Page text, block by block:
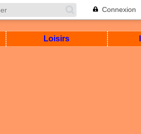
Connexion
Loisirs